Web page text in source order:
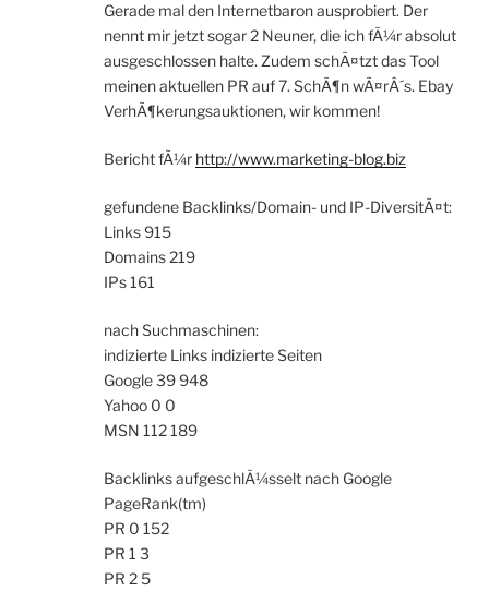
Gerade mal den Internetbaron ausprobiert. Der
nennt mir jetzt sogar 2 Neuner, die ich fÃ¼r absolut
ausgeschlossen halte. Zudem schÃ¤tzt das Tool
meinen aktuellen PR auf 7. SchÃ¶n wÃ¤rÂ´s. Ebay
VerhÃ¶kerungsauktionen, wir kommen!
Bericht fÃ¼r http://www.marketing-blog.biz
gefundene Backlinks/Domain- und IP-DiversitÃ¤t:
Links 915
Domains 219
IPs 161
nach Suchmaschinen:
indizierte Links indizierte Seiten
Google 39 948
Yahoo 0 0
MSN 112 189
Backlinks aufgeschlÃ¼sselt nach Google
PageRank(tm)
PR 0 152
PR 1 3
PR 2 5